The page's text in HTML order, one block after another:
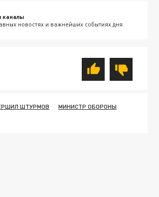
каналы
новостях и важнейших событиях дня.
ШТУРМОВ
МИНИСТР ОБОРОНЫ